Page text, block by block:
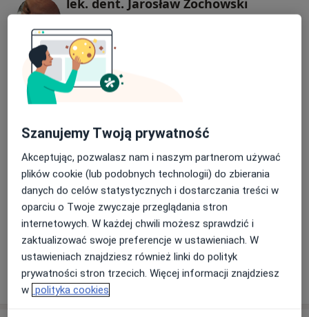
Pomieszczenia w Centrum są klimatyzowane, do
dyspozycji pacjentów jest duża, wygodna poczekalnia.
Czekając na wizytę można skorzystać z chłodnych,
zimnych i gorących napoi.
W Leśnickim Centrum Stomatologicznym
gwarantujemy atrakcyjne ceny przy zachowaniu
Udzielamy pełnej gwarancji na usługi świadczone
przez naszą placówkę.
Miło nam słyszeć, że jesteśmy godni polecenia. Dzięki
wysokiej jakości usług bardzo szybko powiększa się
grono naszych zadowolonych pacjentów.
lek. dent. Jarosław Żochowski
lek. dent. Karolina Czerwiec - Tubek
Kamila Winnik
Stomatolog
lek. dent. Katarzyna Judycka
Stomatolog
5 opinii
Szanujemy Twoją prywatność
Akceptując, pozwalasz nam i naszym partnerom używać
plików cookie (lub podobnych technologii) do zbierania
danych do celów statystycznych i dostarczania treści w
oparciu o Twoje zwyczaje przeglądania stron
internetowych. W każdej chwili możesz sprawdzić i
zaktualizować swoje preferencje w ustawieniach. W
ustawieniach znajdziesz również linki do polityk
prywatności stron trzecich. Więcej informacji znajdziesz
w polityka cookies